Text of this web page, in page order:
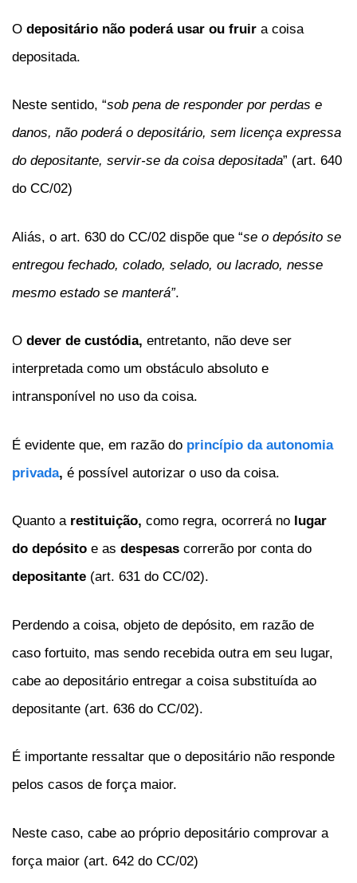
O depositário não poderá usar ou fruir a coisa
depositada.
Neste sentido, “sob pena de responder por perdas e
danos, não poderá o depositário, sem licença expressa
do depositante, servir-se da coisa depositada” (art. 640
do CC/02)
Aliás, o art. 630 do CC/02 dispõe que “se o depósito se
entregou fechado, colado, selado, ou lacrado, nesse
mesmo estado se manterá”.
O dever de custódia, entretanto, não deve ser
interpretada como um obstáculo absoluto e
intransponível no uso da coisa.
É evidente que, em razão do princípio da autonomia
privada, é possível autorizar o uso da coisa.
Quanto a restituição, como regra, ocorrerá no lugar
do depósito e as despesas correrão por conta do
depositante (art. 631 do CC/02).
Perdendo a coisa, objeto de depósito, em razão de
caso fortuito, mas sendo recebida outra em seu lugar,
cabe ao depositário entregar a coisa substituída ao
depositante (art. 636 do CC/02).
É importante ressaltar que o depositário não responde
pelos casos de força maior.
Neste caso, cabe ao próprio depositário comprovar a
força maior (art. 642 do CC/02)